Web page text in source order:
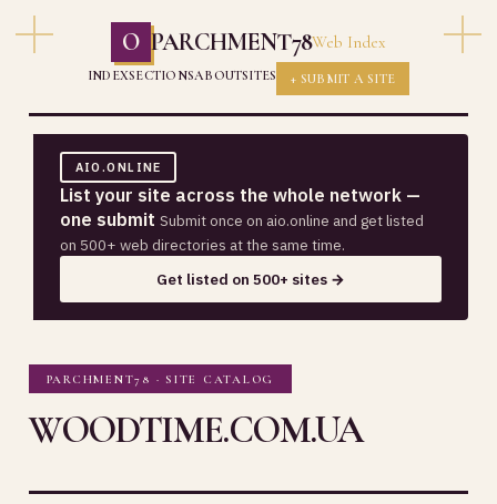
O PARCHMENT78Web Index
INDEXSECTIONSABOUTSITES + SUBMIT A SITE
AIO.ONLINE
List your site across the whole network —
one submit Submit once on aio.online and get listed
on 500+ web directories at the same time.
Get listed on 500+ sites →
PARCHMENT78 · SITE CATALOG
WOODTIME.COM.UA